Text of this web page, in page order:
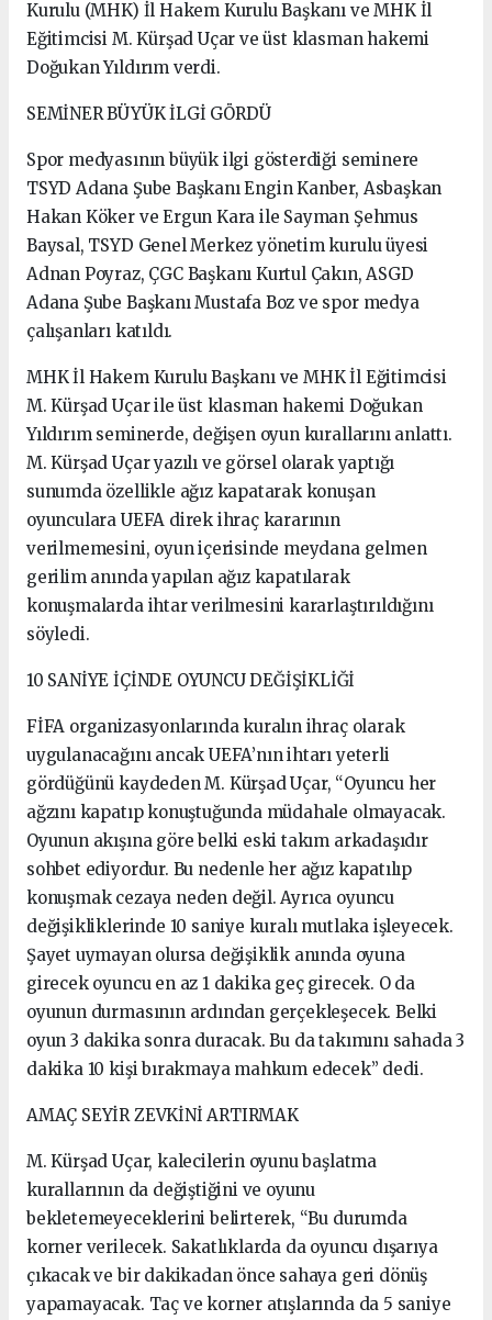
Kurulu (MHK) İl Hakem Kurulu Başkanı ve MHK İl
Eğitimcisi M. Kürşad Uçar ve üst klasman hakemi
Doğukan Yıldırım verdi.
SEMİNER BÜYÜK İLGİ GÖRDÜ
Spor medyasının büyük ilgi gösterdiği seminere
TSYD Adana Şube Başkanı Engin Kanber, Asbaşkan
Hakan Köker ve Ergun Kara ile Sayman Şehmus
Baysal, TSYD Genel Merkez yönetim kurulu üyesi
Adnan Poyraz, ÇGC Başkanı Kurtul Çakın, ASGD
Adana Şube Başkanı Mustafa Boz ve spor medya
çalışanları katıldı.
MHK İl Hakem Kurulu Başkanı ve MHK İl Eğitimcisi
M. Kürşad Uçar ile üst klasman hakemi Doğukan
Yıldırım seminerde, değişen oyun kurallarını anlattı.
M. Kürşad Uçar yazılı ve görsel olarak yaptığı
sunumda özellikle ağız kapatarak konuşan
oyunculara UEFA direk ihraç kararının
verilmemesini, oyun içerisinde meydana gelmen
gerilim anında yapılan ağız kapatılarak
konuşmalarda ihtar verilmesini kararlaştırıldığını
söyledi.
10 SANİYE İÇİNDE OYUNCU DEĞİŞİKLİĞİ
FİFA organizasyonlarında kuralın ihraç olarak
uygulanacağını ancak UEFA’nın ihtarı yeterli
gördüğünü kaydeden M. Kürşad Uçar, “Oyuncu her
ağzını kapatıp konuştuğunda müdahale olmayacak.
Oyunun akışına göre belki eski takım arkadaşıdır
sohbet ediyordur. Bu nedenle her ağız kapatılıp
konuşmak cezaya neden değil. Ayrıca oyuncu
değişikliklerinde 10 saniye kuralı mutlaka işleyecek.
Şayet uymayan olursa değişiklik anında oyuna
girecek oyuncu en az 1 dakika geç girecek. O da
oyunun durmasının ardından gerçekleşecek. Belki
oyun 3 dakika sonra duracak. Bu da takımını sahada 3
dakika 10 kişi bırakmaya mahkum edecek” dedi.
AMAÇ SEYİR ZEVKİNİ ARTIRMAK
M. Kürşad Uçar, kalecilerin oyunu başlatma
kurallarının da değiştiğini ve oyunu
bekletemeyeceklerini belirterek, “Bu durumda
korner verilecek. Sakatlıklarda da oyuncu dışarıya
çıkacak ve bir dakikadan önce sahaya geri dönüş
yapamayacak. Taç ve korner atışlarında da 5 saniye